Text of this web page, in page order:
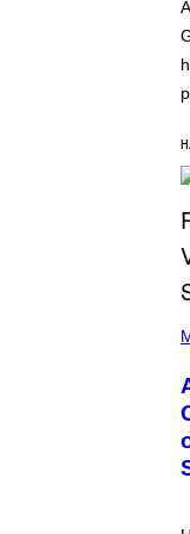
I
S
N
E
L
/
G
E
Y
I
M
G
E
S
)
H
O
B
Y
M
O
N
A